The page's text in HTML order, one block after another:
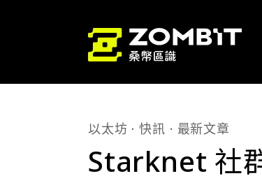
以太坊 快訊 最新文章
Starknet 社